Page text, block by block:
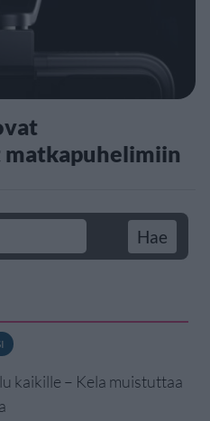
kaikille – Kela muistuttaa